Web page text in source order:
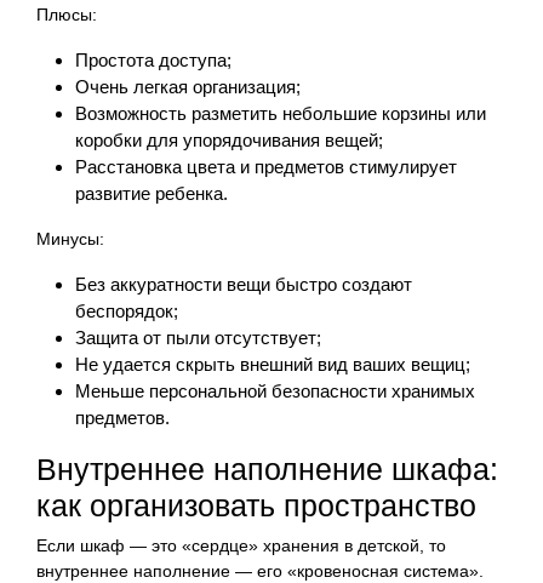
Плюсы:
Простота доступа;
Очень легкая организация;
Возможность разметить небольшие корзины или
коробки для упорядочивания вещей;
Расстановка цвета и предметов стимулирует
развитие ребенка.
Минусы:
Без аккуратности вещи быстро создают
беспорядок;
Защита от пыли отсутствует;
Не удается скрыть внешний вид ваших вещиц;
Меньше персональной безопасности хранимых
предметов.
Внутреннее наполнение шкафа:
как организовать пространство
Если шкаф — это «сердце» хранения в детской, то
внутреннее наполнение — его «кровеносная система».